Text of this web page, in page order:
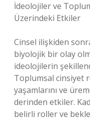
İdeolojiler ve
Üzerindeki Etkiler
Cinsel ilişkiden
biyolojik bir olay
ideolojilerin
Toplumsal cinsiyet
yaşamlarını ve
derinden etkiler.
belirli roller ve